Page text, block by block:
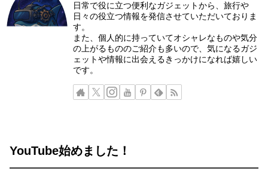
日常で役に立つ便利なガジェットから、旅行や
日々の役立つ情報を発信させていただいておりま
す。
また、個人的に持っていてオシャレなものや気分
の上がるもののご紹介も多いので、気になるガジ
ェットや情報に出会えるきっかけになれば嬉しい
です。
YouTube始めました！